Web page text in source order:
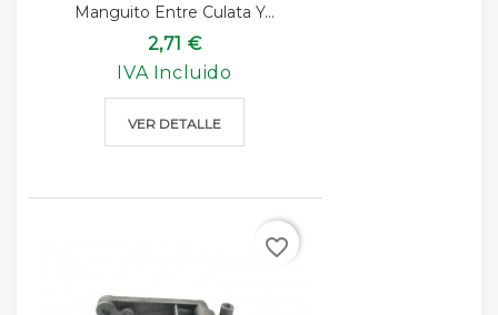
Manguito Entre Culata Y...
2,71 €
IVA Incluido
VER DETALLE
favorite_border